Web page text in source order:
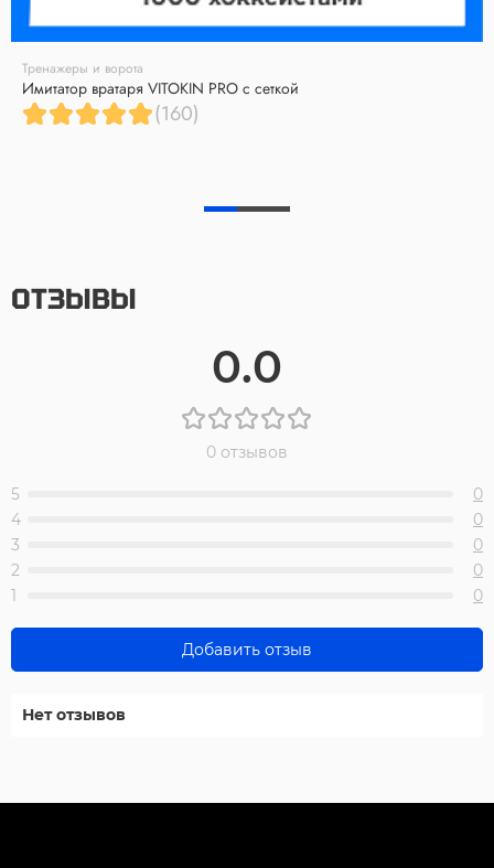
Тренажеры и ворота
Имитатор вратаря VITOKIN PRO с сеткой
(160)
ОТЗЫВЫ
0.0
0 отзывов
5
0
4
0
3
0
2
0
1
0
Добавить отзыв
Нет отзывов